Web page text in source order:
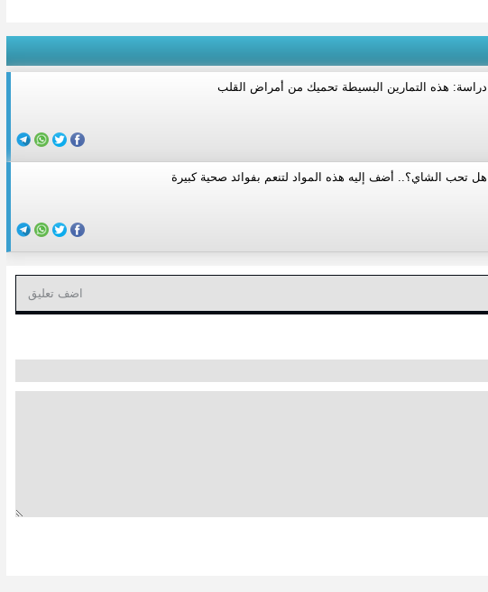
دراسة: هذه التمارين البسيطة تحميك من أمراض القلب
هل تحب الشاي؟.. أضف إليه هذه المواد لتنعم بفوائد صحية كبيرة
اضف تعليق